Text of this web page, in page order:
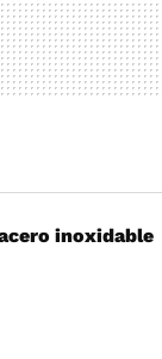
inoxidable